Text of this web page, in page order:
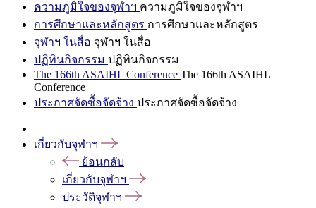
ความภูมิใจของจุฬาฯ ความภูมิใจของจุฬาฯ
การศึกษาและหลักสูตร การศึกษาและหลักสูตร
จุฬาฯ ในสื่อ จุฬาฯ ในสื่อ
ปฏิทินกิจกรรม ปฏิทินกิจกรรม
The 166th ASAIHL Conference The 166th ASAIHL
Conference
ประกาศจัดซื้อจัดจ้าง ประกาศจัดซื้อจัดจ้าง
เกี่ยวกับจุฬาฯ
ย้อนกลับ
เกี่ยวกับจุฬาฯ
ประวัติจุฬาฯ